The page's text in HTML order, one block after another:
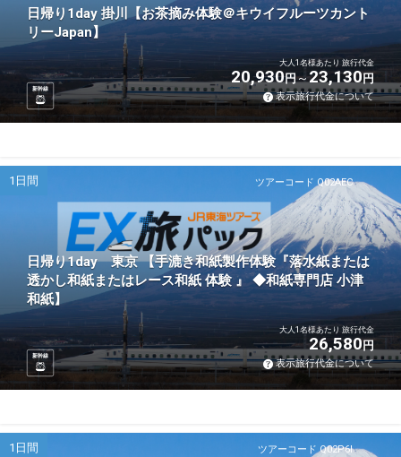
日帰り1day 掛川【お茶摘み体験＠キウイフルーツカント
リーJapan】
新幹線
大人1名様あたり 旅行代金
20,930円 23,130円
表示旅行代金について
ツアーコード Q02AEC
1日間
日帰り1day 東京 【手漉き和紙製作体験『落水紙または
透かし和紙またはレース和紙 体験 』 ◆和紙専門店 小津
和紙】
新幹線
大人1名様あたり 旅行代金
26,580円
表示旅行代金について
ツアーコード Q02P6I
1日間